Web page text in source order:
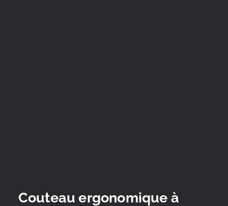
Couteau ergonomique à